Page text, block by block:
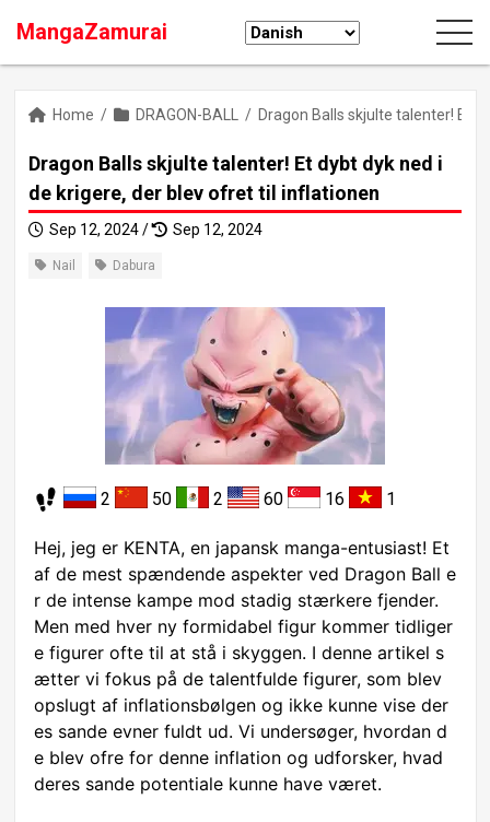
MangaZamurai
Home / DRAGON-BALL / Dragon Balls skjulte talenter! Et
Dragon Balls skjulte talenter! Et dybt dyk ned i
de krigere, der blev ofret til inflationen
Sep 12, 2024 / Sep 12, 2024
Nail Dabura
2 50 2 60 16 1
Hej, jeg er KENTA, en japansk manga-entusiast! Et
af de mest spændende aspekter ved Dragon Ball e
r de intense kampe mod stadig stærkere fjender.
Men med hver ny formidabel figur kommer tidliger
e figurer ofte til at stå i skyggen. I denne artikel s
ætter vi fokus på de talentfulde figurer, som blev
opslugt af inflationsbølgen og ikke kunne vise der
es sande evner fuldt ud. Vi undersøger, hvordan d
e blev ofre for denne inflation og udforsker, hvad
deres sande potentiale kunne have været.